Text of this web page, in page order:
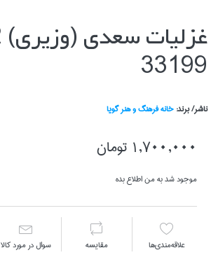
33199
ناشر/ برند:خانه فرهنگ و هنر گويا
1,700,000 تومان
موجود شد به من اطلاع بده
علاقه‌مندي‌ها مقايسه سوال در مورد كالا